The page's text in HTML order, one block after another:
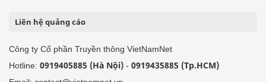
Liên hệ quảng cáo
Công ty Cổ phần Truyền thông VietNamNet
Hotline: 0919405885 (Hà Nội) - 0919435885 (Tp.HCM)